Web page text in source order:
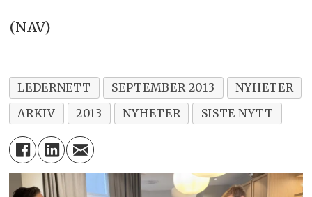
(NAV)
LEDERNETT SEPTEMBER 2013
NYHETER
ARKIV
2013 NYHETER SISTE NYTT